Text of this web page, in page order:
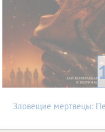
Зловещие мертвецы: